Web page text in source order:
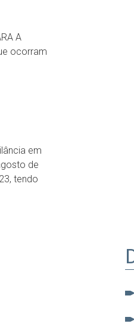
A
ocorram
em
de
tendo